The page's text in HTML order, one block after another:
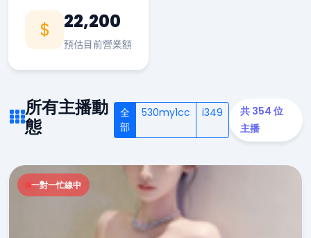
22,200
預估目前營業額
所有主播動
態
全
部
530my1cc i349
共 354 位
主播
一對一忙線中